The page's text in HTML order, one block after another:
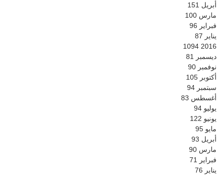
أبريل 151
مارس 100
فبراير 96
يناير 87
2016
1094
ديسمبر
81
نوفمبر 90
أكتوبر 105
سبتمبر 94
أغسطس 83
يوليو 94
يونيو 122
مايو 95
أبريل 93
مارس 90
فبراير
71
يناير 76